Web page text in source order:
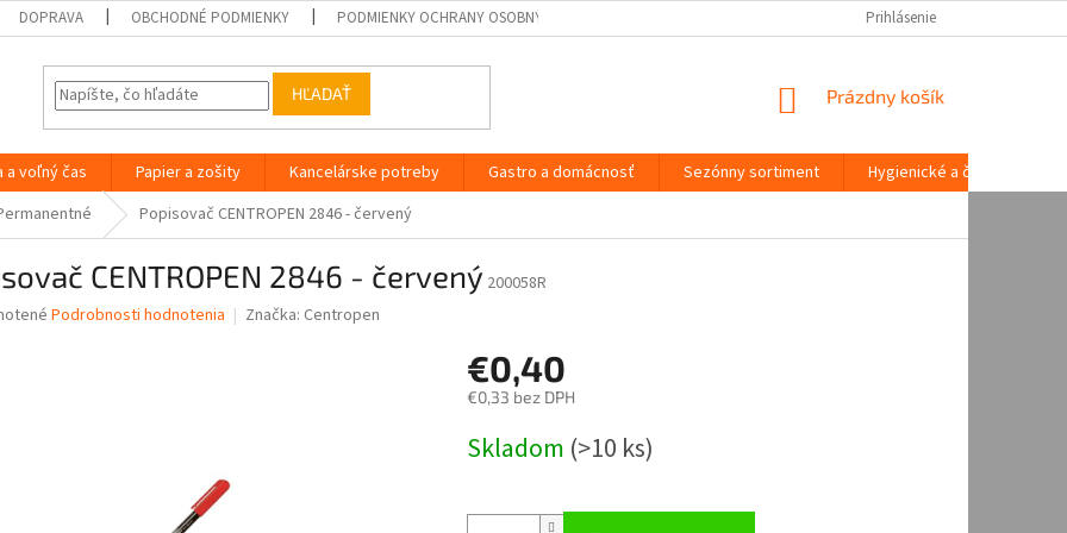
DOPRAVA OBCHODNÉ PODMIENKY PODMIENKY OCHRANY OSOBNÝCH ÚDAJOV Prihlásenie
HĽADAŤ
NÁKUPNÝ
Prázdny košík
a voľný čas Papier a zošity Kancelárske potreby Gastro a domácnosť Sezónny sortiment
Hygienické a čistiace
Popisovač CENTROPEN 2846 - červený
CENTROPEN 2846 - červený 200058R
Podrobnosti hodnotenia Značka: Centropen
€0,40
€0,33 bez DPH
cena:
Skladom (>10 ks)